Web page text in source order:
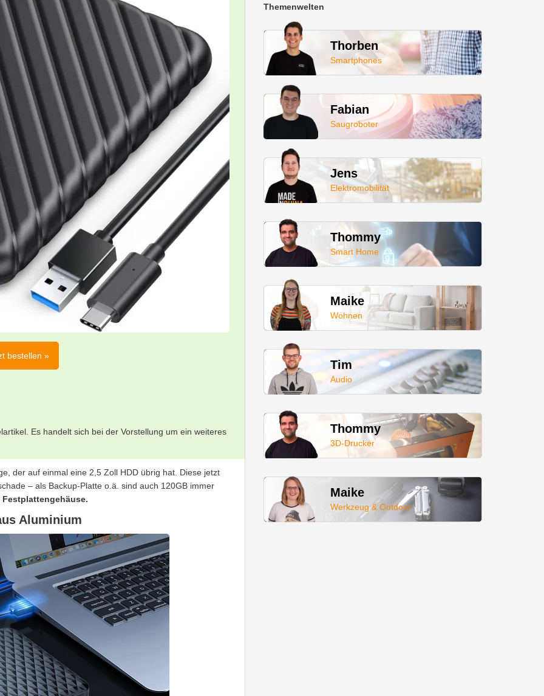
bestellen »
Es handelt sich bei der Vorstellung um ein weiteres
der auf einmal eine 2,5 Zoll HDD übrig hat. Diese jetzt
– als Backup-Platte o.ä. sind auch 120GB immer
Festplattengehäuse.
Aluminium
Themenwelten
Thorben
Smartphones
Fabian
Saugroboter
Jens
Elektromobilität
Thommy
Smart Home
Maike
Wohnen
Tim
Audio
Thommy
3D-Drucker
Maike
Werkzeug & Outdoor